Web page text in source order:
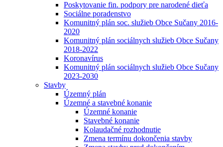
Poskytovanie fin. podpory pre narodené dieťa
Sociálne poradenstvo
Komunitný plán soc. služieb Obce Sučany 2016-
2020
Komunitný plán sociálnych služieb Obce Sučany
2018-2022
Koronavírus
Komunitný plán sociálnych služieb Obce Sučany
2023-2030
Stavby
Územný plán
Územné a stavebné konanie
Územné konanie
Stavebné konanie
Kolaudačné rozhodnutie
Zmena termínu dokončenia stavby